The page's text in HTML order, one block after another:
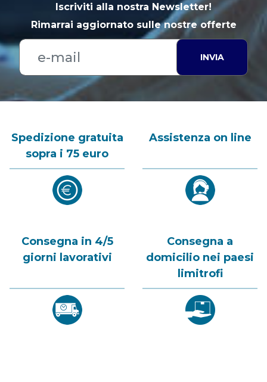
Iscriviti alla nostra Newsletter!
Rimarrai aggiornato sulle nostre offerte
INVIA
Spedizione gratuita
sopra i 75 euro
Assistenza on line
Consegna in 4/5
giorni lavorativi
Consegna a
domicilio nei paesi
limitrofi